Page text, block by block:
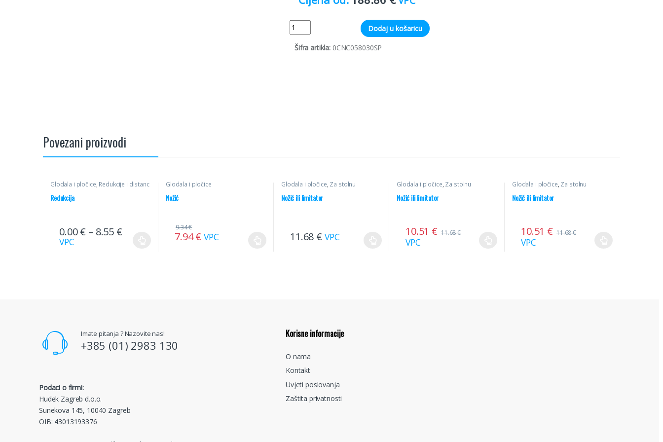
Quantity Dodaj u košaricu
Šifra artikla: 0CNC058030SP
Povezani proizvodi
Glodala i pločice, Redukcije i distanc
Redukcija
0.00€ – 8.55 €
VPC
Glodala i pločice
Nožić
7.94€
9.34€
VPC
Glodala i pločice, Za stolnu
, Profilni noževi
Nožić ili limitator
11.68 € VPC
Glodala i pločice, Za stolnu
, Profilni noževi
Nožić ili limitator
10.51 € 11.68€
VPC
Glodala i pločice, Za stolnu
, Profilni noževi
Nožić ili limitator
10.51 € 11.68€
VPC
Imate pitanja ? Nazovite nas!
+385 (01) 2983 130
Podaci o firmi:
Hudek Zagreb d.o.o.
Sunekova 145, 10040 Zagreb
OIB: 43013193376
Korisne informacije
O nama
Kontakt
Uvjeti poslovanja
Zaštita privatnosti